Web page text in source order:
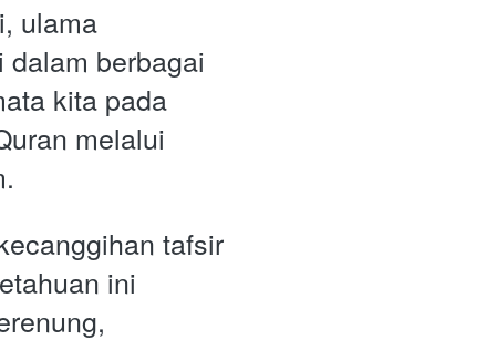
ulama
berbagai
kita pada
melalui
tafsir
ini